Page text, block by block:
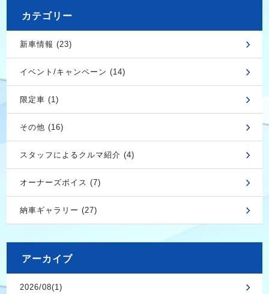
カテゴリー
新車情報 (23)
イベント/キャンペーン (14)
限定車 (1)
その他 (16)
スタッフによるクルマ紹介 (4)
オーナーズボイス (7)
納車ギャラリー (27)
アーカイブ
2026/08(1)